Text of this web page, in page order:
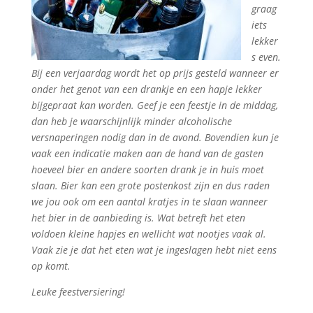
graag
iets
lekker
s even.
Bij een verjaardag wordt het op prijs gesteld wanneer er
onder het genot van een drankje en een hapje lekker
bijgepraat kan worden. Geef je een feestje in de middag,
dan heb je waarschijnlijk minder alcoholische
versnaperingen nodig dan in de avond. Bovendien kun je
vaak een indicatie maken aan de hand van de gasten
hoeveel bier en andere soorten drank je in huis moet
slaan. Bier kan een grote postenkost zijn en dus raden
we jou ook om een aantal kratjes in te slaan wanneer
het bier in de aanbieding is. Wat betreft het eten
voldoen kleine hapjes en wellicht wat nootjes vaak al.
Vaak zie je dat het eten wat je ingeslagen hebt niet eens
op komt.
Leuke feestversiering!